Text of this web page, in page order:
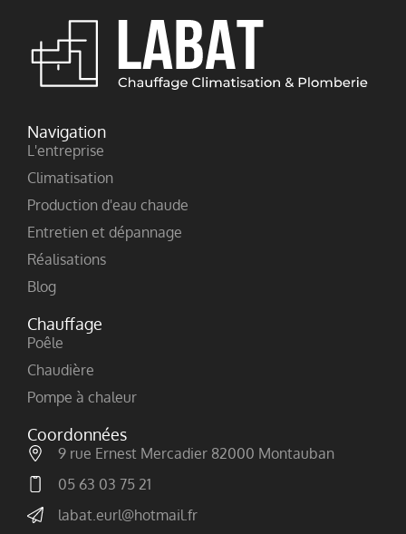
Navigation
L'entreprise
Climatisation
Production d'eau chaude
Entretien et dépannage
Réalisations
Blog
Chauffage
Poêle
Chaudière
Pompe à chaleur
Coordonnées
9 rue Ernest Mercadier 82000 Montauban
05 63 03 75 21
labat.eurl@hotmail.fr